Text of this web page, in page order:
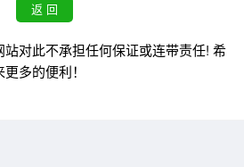
对此不承担任何保证或连带责任! 希
多的便利！